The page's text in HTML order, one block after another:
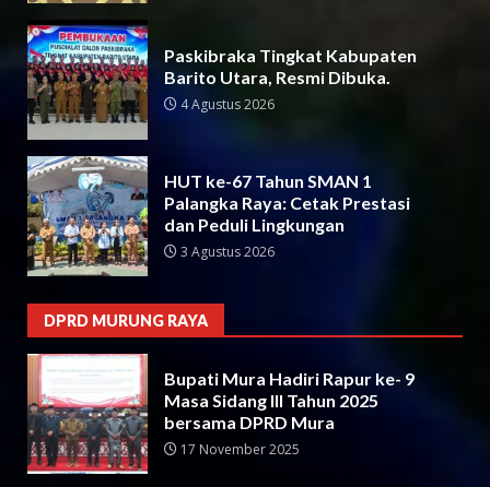
Paskibraka Tingkat Kabupaten
Barito Utara, Resmi Dibuka.
4 Agustus 2026
HUT ke-67 Tahun SMAN 1
Palangka Raya: Cetak Prestasi
dan Peduli Lingkungan
3 Agustus 2026
DPRD MURUNG RAYA
Bupati Mura Hadiri Rapur ke- 9
Masa Sidang III Tahun 2025
bersama DPRD Mura
17 November 2025